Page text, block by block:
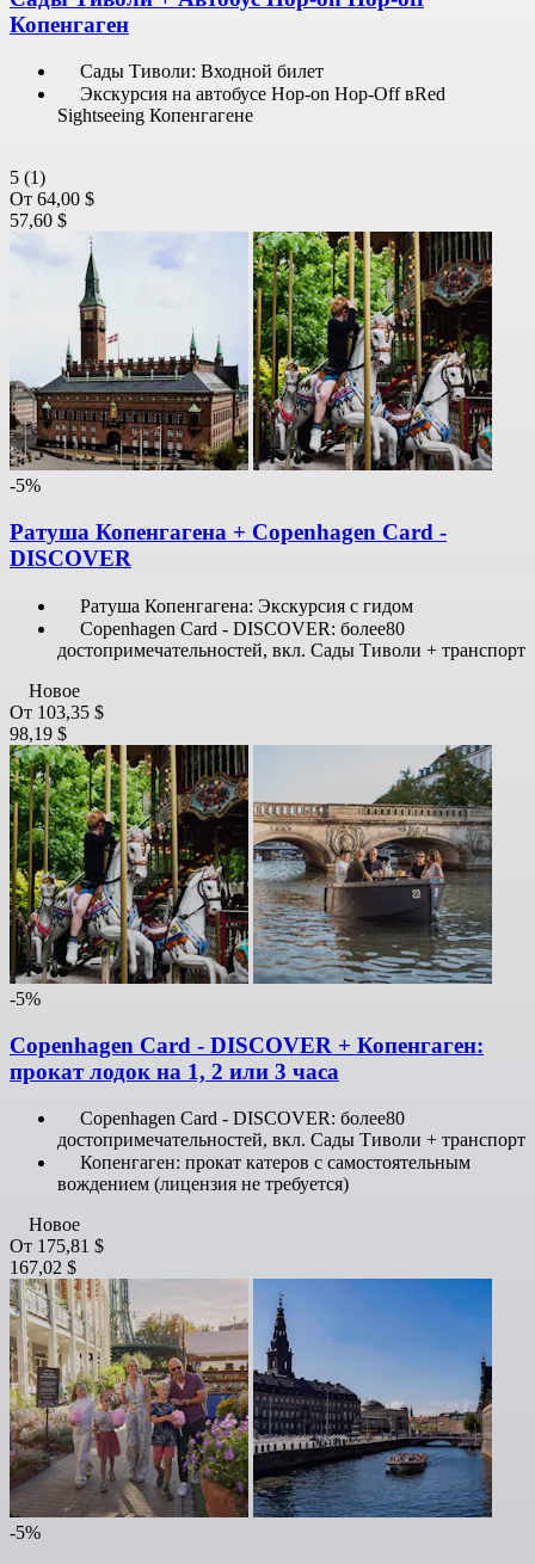
Копенгаген
Сады Тиволи: Входной билет
Экскурсия на автобусе Hop-on Hop-Off вRed
Sightseeing Копенгагене
5 (1)
От 64,00 $
57,60 $
-5%
Ратуша Копенгагена + Copenhagen Card -
DISCOVER
Ратуша Копенгагена: Экскурсия с гидом
Copenhagen Card - DISCOVER: более80
достопримечательностей, вкл. Сады Тиволи + транспорт
Новое
От 103,35 $
98,19 $
-5%
Copenhagen Card - DISCOVER + Копенгаген:
прокат лодок на 1, 2 или 3 часа
Copenhagen Card - DISCOVER: более80
достопримечательностей, вкл. Сады Тиволи + транспорт
Копенгаген: прокат катеров с самостоятельным
вождением (лицензия не требуется)
Новое
От 175,81 $
167,02 $
-5%